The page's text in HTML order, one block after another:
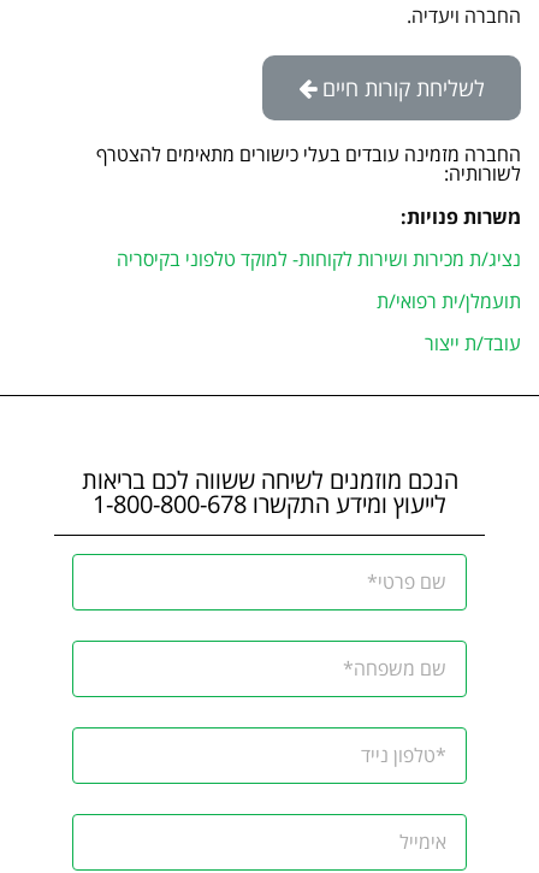
החברה ויעדיה.
לשליחת קורות חיים
החברה מזמינה עובדים בעלי כישורים מתאימים להצטרף
לשורותיה:
משרות פנויות:
נציג/ת מכירות ושירות לקוחות- למוקד טלפוני בקיסריה
תועמלן/ית רפואי/ת
עובד/ת ייצור
הנכם מוזמנים לשיחה ששווה לכם בריאות
לייעוץ ומידע התקשרו 1-800-800-678